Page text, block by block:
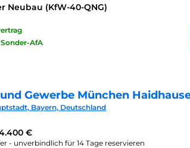
Neubau (KfW-40-QNG)
AfA
Gewerbe München
Bayern, Deutschland
€
- unverbindlich für 14 Tage reservieren